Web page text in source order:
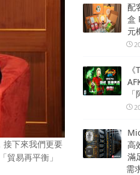
接下來我們更要
貿易再平衡」
配
盒
元
高
滿
需